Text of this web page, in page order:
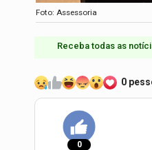
Foto: Assessoria
Receba todas as
0
0